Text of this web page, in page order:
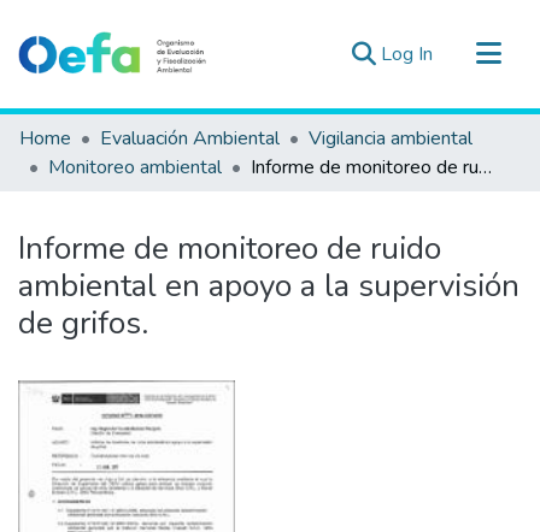
Log In (current)
Communities & Collections
All of DSpace
Estad. Externas
Guias ▾
Home Evaluación Ambiental
Vigilancia ambiental
Monitoreo ambiental
Informe de monitoreo de ruido ambiental en apoyo a la supervisión de grifos.
Informe de monitoreo de ruido
ambiental en apoyo a la supervisión
de grifos.